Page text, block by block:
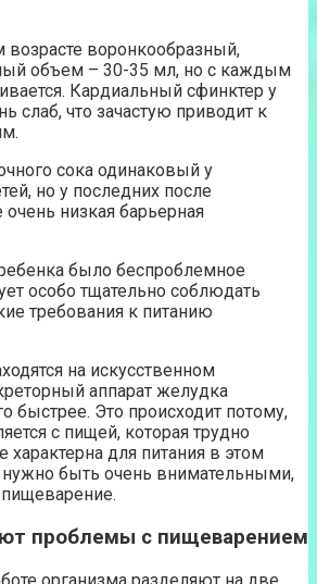
воронкообразный,
объем – 30-35 мл, но с каждым
Кардиальный сфинктер у
слаб, что зачастую приводит к
сока одинаковый у
но у последних после
низкая барьерная
было беспроблемное
особо тщательно соблюдать
требования к питанию
на искусственном
аппарат желудка
быстрее. Это происходит потому,
с пищей, которая трудно
характерна для питания в этом
нужно быть очень внимательными,
проблемы с пищеварением
организма разделяют на две